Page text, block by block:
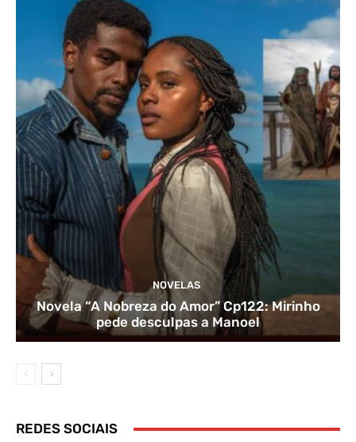
NOVELAS
Novela “A Nobreza do Amor” Cp122: Mirinho
pede desculpas a Manoel
REDES SOCIAIS